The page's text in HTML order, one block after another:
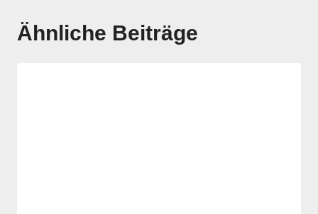
Ähnliche Beiträge